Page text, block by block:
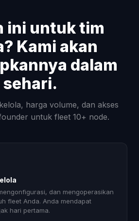
ini untuk tim
Kami akan
dalam
sehari.
harga volume, dan akses
untuk fleet 10+ node.
dan mengoperasikan
fleet Anda. Anda mendapat
hari pertama.